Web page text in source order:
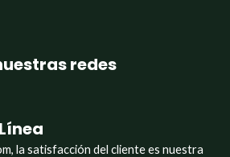
redes
la satisfacción del cliente es nuestra